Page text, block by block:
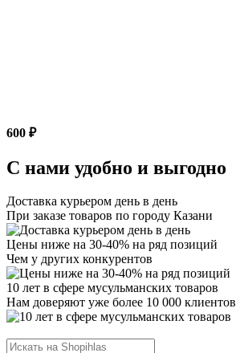
600 ₽
С нами удобно и выгодно
Доставка курьером день в день
При заказе товаров по городу Казани
Цены ниже на 30-40% на ряд позиций
Чем у других конкурентов
10 лет в сфере мусульманских товаров
Нам доверяют уже более 10 000 клиентов